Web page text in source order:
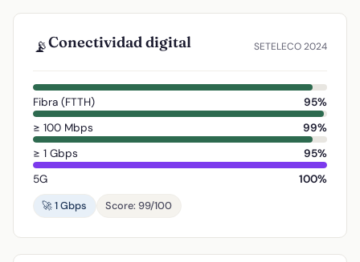
📡Conectividad digital SETELECO 2024
Fibra (FTTH)
95%
≥ 100 Mbps
99%
≥ 1 Gbps
95%
5G
100%
🚀 1 Gbps
Score: 99/100